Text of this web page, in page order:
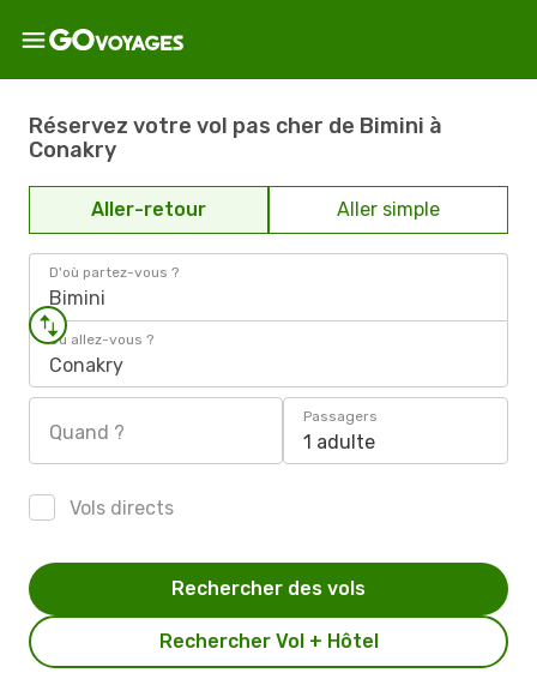
Réservez votre vol pas cher de Bimini à
Conakry
Aller-retour Aller simple
D'où partez-vous ?
Bimini
Où allez-vous ?
Conakry
Quand ?
Passagers
1 adulte
Vols directs
Rechercher Vol + Hôtel
Rechercher des vols